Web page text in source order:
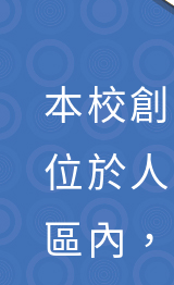
本校
位於
區內